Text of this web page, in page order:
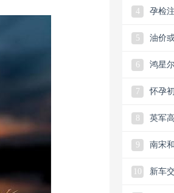
4 孕检
5 油价
6 鸿星
7 怀孕
8 英军
9 南宋
10 新车